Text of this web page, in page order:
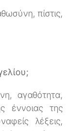
πίστις,
αγαθότητα,
έννοιας της
λέξεις,